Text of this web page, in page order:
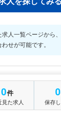
人一覧ページから、
せが可能です。
最近見た求人一覧
0件
見た求人
0
保存